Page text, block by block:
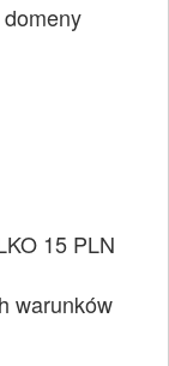
15 PLN
warunków